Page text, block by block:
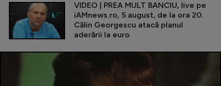
VIDEO | PREA MULT BANCIU, live pe
iAMnews.ro, 5 august, de la ora 20.
Călin Georgescu atacă planul
aderării la euro